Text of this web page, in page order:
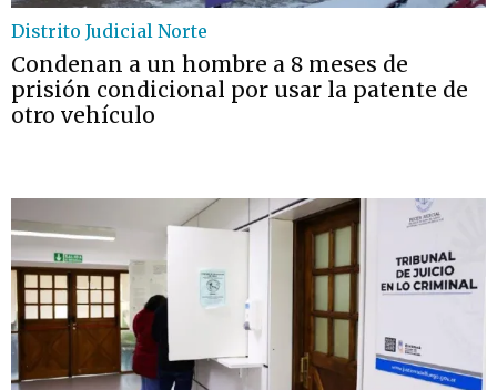
Distrito Judicial Norte
Condenan a un hombre a 8 meses de
prisión condicional por usar la patente de
otro vehículo